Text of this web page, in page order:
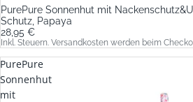
PurePure Sonnenhut mit
Schutz, Papaya
28,95 €
Inkl. Steuern. Versandkosten werden beim
PurePure
Sonnenhut
mit